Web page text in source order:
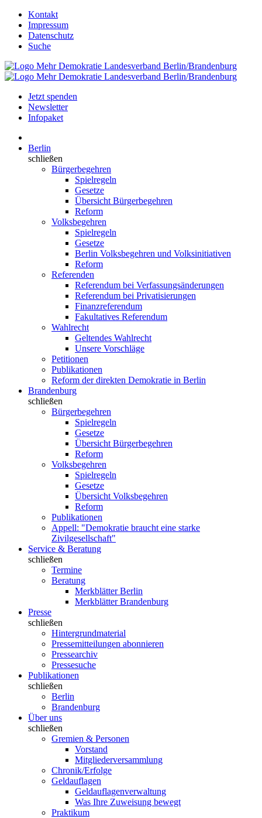
Kontakt
Impressum
Datenschutz
Suche
Jetzt spenden
Newsletter
Infopaket
Berlin
schließen
Bürgerbegehren
Spielregeln
Gesetze
Übersicht Bürgerbegehren
Reform
Volksbegehren
Spielregeln
Gesetze
Berlin Volksbegehren und Volksinitiativen
Reform
Referenden
Referendum bei Verfassungsänderungen
Referendum bei Privatisierungen
Finanzreferendum
Fakultatives Referendum
Wahlrecht
Geltendes Wahlrecht
Unsere Vorschläge
Petitionen
Publikationen
Reform der direkten Demokratie in Berlin
Brandenburg
schließen
Bürgerbegehren
Spielregeln
Gesetze
Übersicht Bürgerbegehren
Reform
Volksbegehren
Spielregeln
Gesetze
Übersicht Volksbegehren
Reform
Publikationen
Appell: "Demokratie braucht eine starke
Zivilgesellschaft"
Service & Beratung
schließen
Termine
Beratung
Merkblätter Berlin
Merkblätter Brandenburg
Presse
schließen
Hintergrundmaterial
Pressemitteilungen abonnieren
Pressearchiv
Pressesuche
Publikationen
schließen
Berlin
Brandenburg
Über uns
schließen
Gremien & Personen
Vorstand
Mitgliederversammlung
Chronik/Erfolge
Geldauflagen
Geldauflagenverwaltung
Was Ihre Zuweisung bewegt
Praktikum